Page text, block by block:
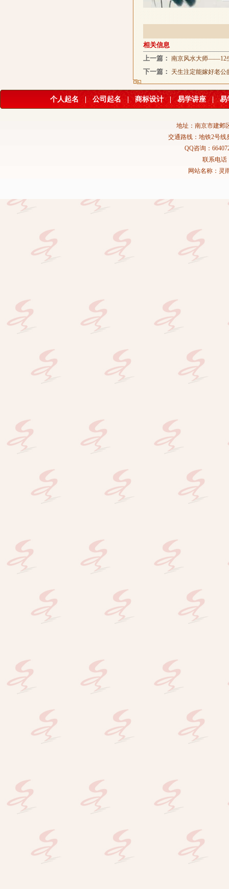
相关信息
上一篇： 南京风水大师——12
下一篇： 天生注定能嫁好老公
个人起名 公司起名 | 商标设计 | 易学讲座 | 易
地址：南京市建邺
交通路线：地铁2号线
QQ咨询：
联系电话
网站名称：灵